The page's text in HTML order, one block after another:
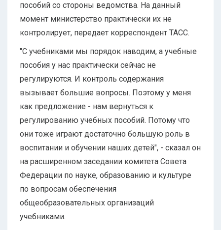
пособий со стороны ведомства. На данный
момент министерство практически их не
контролирует, передает корреспондент ТАСС.
"С учебниками мы порядок наводим, а учебные
пособия у нас практически сейчас не
регулируются. И контроль содержания
вызывает большие вопросы. Поэтому у меня
как предложение - нам вернуться к
регулированию учебных пособий. Потому что
они тоже играют достаточно большую роль в
воспитании и обучении наших детей", - сказал он
на расширенном заседании комитета Совета
Федерации по науке, образованию и культуре
по вопросам обеспечения
общеобразовательных организаций
учебниками.